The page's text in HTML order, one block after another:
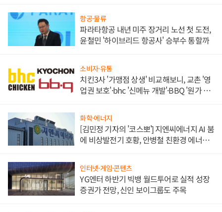
항공·물류
파라타항공 내년 미주 장거리 노선 첫 도전,
윤철민 '하이브리드 항공사' 승부수 통할까
소비자·유통
치킨3사 '가맹점 상생' 비교해보니, 교촌 '영
업권 보호'·bhc '신메뉴 개발'·BBQ '원가 부
화학·에너지
[김민정 기자의 '코스뽀'] 지엔씨에너지 AI 붐
에 비상발전기 호황, 안병철 친환경 에너지
인터넷·게임·콘텐츠
YG엔터 하반기 빅뱅 월드투어로 실적 성장
증권가 전망, 신인 보이그룹도 주목